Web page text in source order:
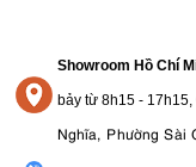
Showroom Hồ Chí
bảy từ 8h15 - 17h15,
Nghĩa, Phường Sài